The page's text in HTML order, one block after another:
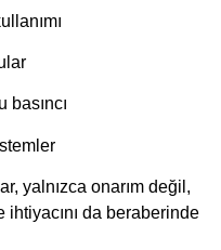
basıncı
yalnızca onarım değil,
ihtiyacını da beraberinde